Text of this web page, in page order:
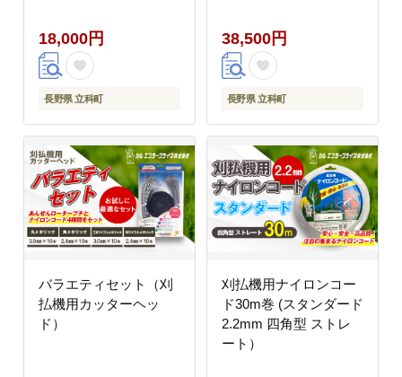
18,000円
長野県 立科町
38,500円
長野県 立科町
バラエティセット（刈
払機用カッターヘッ
ド）
刈払機用ナイロンコー
ド30m巻 (スタンダード
2.2mm 四角型 ストレ
ート）